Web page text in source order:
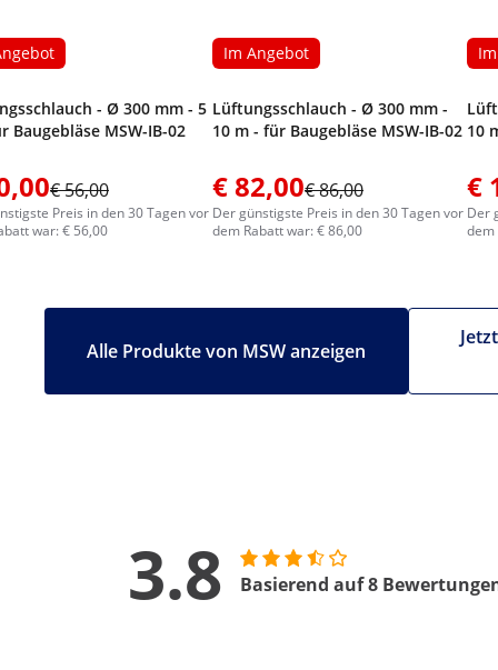
- Ø 300 mm - 5
Baugebläse MSW-IB-02
€ 56,00
Preis in den 30 Tagen vor
war: € 56,00
Im Angebot
Lüftungsschlauch - Ø 300 mm -
10 m - für Baugebläse MSW-IB-02
€ 82,00€ 86,00
Der günstigste Preis in den 30 Tagen vor
dem Rabatt war: € 86,00
10
€
Der
dem
Alle Produkte von MSW anzeigen
3.8 Basierend auf 8